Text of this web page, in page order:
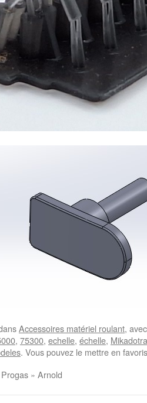
Accessoires matériel roulant,
, 75300, echelle, échelle,
. Vous pouvez le mettre en
» Arnold